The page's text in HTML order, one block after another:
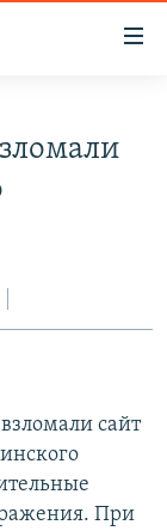
сайт
При